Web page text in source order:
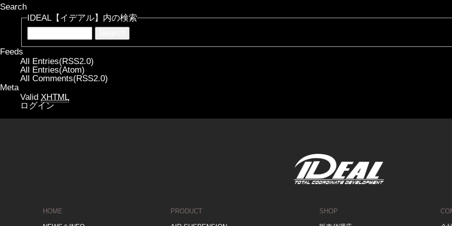
Search
IDEAL【イデアル】内の検索
Feeds
All Entries(RSS2.0)
All Entries(Atom)
All Comments(RSS2.0)
Meta
Valid XHTML
ログイン
HOME PRODUCT SHOP